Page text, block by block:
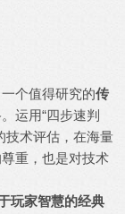
个值得研究的传
运用“四步速判
技术评估，在海量
重，也是对技术
玩家智慧的经典